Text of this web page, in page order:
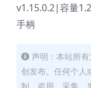
v1.15.0.2|容量
手柄
声明：本站所
创发布。任何个人
制、盗用、采集、